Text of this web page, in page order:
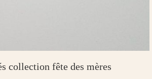
collection fête des mères